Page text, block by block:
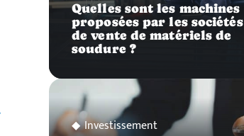
Quelles sont les machines
proposées par les sociétés
de vente de matériels de
soudure ?
Investissement